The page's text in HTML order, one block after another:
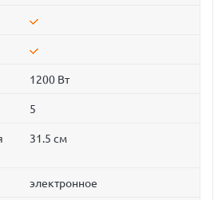
1200 Вт
5
31.5 см
электронное